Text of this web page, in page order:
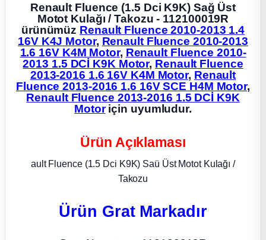
Parça
Renault Fluence (1.5 Dci K9K) Sağ Üst
Motot Kulağı / Takozu - 112100019R
ürünümüz Renault Fluence 2010-2013 1.4
16V K4J Motor, Renault Fluence 2010-2013
1.6 16V K4M Motor, Renault Fluence 2010-
2013 1.5 DCİ K9K Motor, Renault Fluence
2013-2016 1.6 16V K4M Motor, Renault
Fluence 2013-2016 1.6 16V SCE H4M Motor,
Renault Fluence 2013-2016 1.5 DCİ K9K
Motoriçin uyumludur.
Ürün Açıklaması
ault Fluence (1.5 Dci K9K) Saü Üst Motot Kulağı /
Takozu
Ürün Grat Markadır